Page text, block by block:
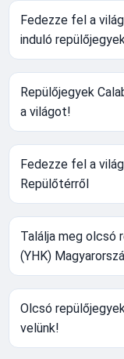
Fedezze fel a
induló
Repülőjegyek
a világot!
Fedezze fel a
Repülőtérről
Találja meg olcsó
(YHK)
Olcsó
velünk!